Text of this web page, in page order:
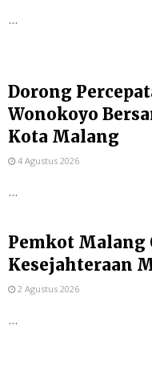
...
Dorong
Wonokoyo
Kota Malang
4 Agustus 2026
...
Pemkot Malang
Kesejahteraan
2 Agustus 2026
...